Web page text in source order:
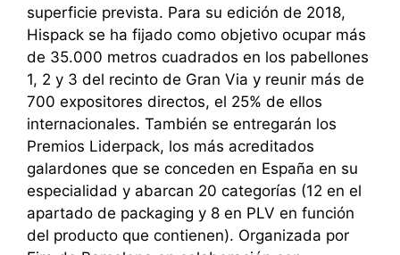
superficie prevista. Para su edición de 2018,
Hispack se ha fijado como objetivo ocupar más
de 35.000 metros cuadrados en los pabellones
1, 2 y 3 del recinto de Gran Via y reunir más de
700 expositores directos, el 25% de ellos
internacionales. También se entregarán los
Premios Liderpack, los más acreditados
galardones que se conceden en España en su
especialidad y abarcan 20 categorías (12 en el
apartado de packaging y 8 en PLV en función
del producto que contienen). Organizada por